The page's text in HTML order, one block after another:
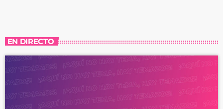
EN DIRECTO